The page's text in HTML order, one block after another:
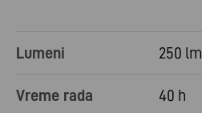
Lumeni 250 lm
Vreme rada 40 h